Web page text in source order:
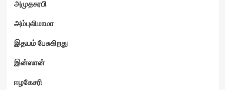
அமுதசுரபி
அம்புலிமாமா
இதயம் பேசுகிறது
இன்ஸான்
ஈழகேசரி